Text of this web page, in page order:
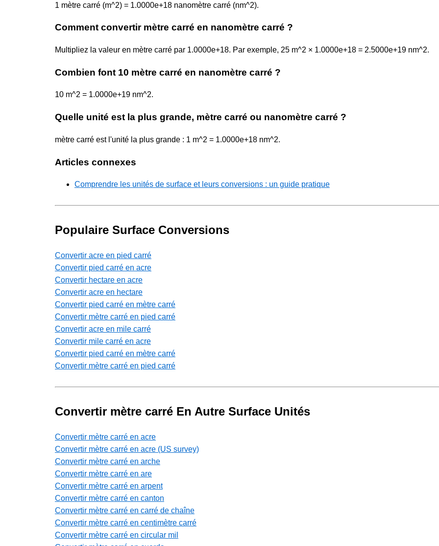
1 mètre carré (m^2) = 1.0000e+18 nanomètre carré (nm^2).
Comment convertir mètre carré en nanomètre carré ?
Multipliez la valeur en mètre carré par 1.0000e+18. Par exemple, 25 m^2 × 1.0000e+18 = 2.5000e+19 nm^2.
Combien font 10 mètre carré en nanomètre carré ?
10 m^2 = 1.0000e+19 nm^2.
Quelle unité est la plus grande, mètre carré ou nanomètre carré ?
mètre carré est l'unité la plus grande : 1 m^2 = 1.0000e+18 nm^2.
Articles connexes
Comprendre les unités de surface et leurs conversions : un guide pratique
Populaire Surface Conversions
Convertir acre en pied carré
Convertir pied carré en acre
Convertir hectare en acre
Convertir acre en hectare
Convertir pied carré en mètre carré
Convertir mètre carré en pied carré
Convertir acre en mile carré
Convertir mile carré en acre
Convertir pied carré en mètre carré
Convertir mètre carré en pied carré
Convertir mètre carré En Autre Surface Unités
Convertir mètre carré en acre
Convertir mètre carré en acre (US survey)
Convertir mètre carré en arche
Convertir mètre carré en are
Convertir mètre carré en arpent
Convertir mètre carré en canton
Convertir mètre carré en carré de chaîne
Convertir mètre carré en centimètre carré
Convertir mètre carré en circular mil